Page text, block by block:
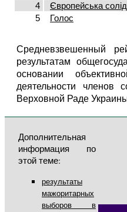
4
Європейська
5
Голос
Средневзвешенный
результатам
основании
деятельности членов
Верховной Раде
Дополнительная
информация по
этой теме:
результаты
мажоритарных
выборов в